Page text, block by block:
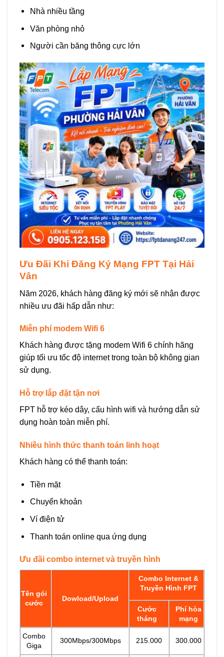
Nhà nhiều tầng
Văn phòng nhỏ
Người cần băng thông cực lớn
Ưu Đãi Khi Đăng Ký Mạng FPT Tại Hải
Vân
Năm 2026, khách hàng đăng ký mới sẽ nhận được
nhiều ưu đãi hấp dẫn như:
Miễn phí modem Wifi 6
Khách hàng được tặng modem Wifi 6 chính hãng
giúp tối ưu tốc độ internet trong toàn bộ không gian
sử dụng.
Hỗ trợ lắp đặt tận nơi
FPT hỗ trợ kéo dây, cấu hình wifi và hướng dẫn sử
dụng hoàn toàn miễn phí.
Nhiều hình thức thanh toán linh hoạt
Khách hàng có thể thanh toán:
Tiền mặt
Chuyển khoản
Ví điện tử
Thanh toán online qua ứng dụng
Ưu đãi combo internet và truyền hình
Tên gói
cước
Dowload/Upload
Combo Internet &
Truyền Hình FPT
Cước
tháng
Phí hòa
mạng
Combo
Giga
300Mbps/300Mbps 215.000 300.000